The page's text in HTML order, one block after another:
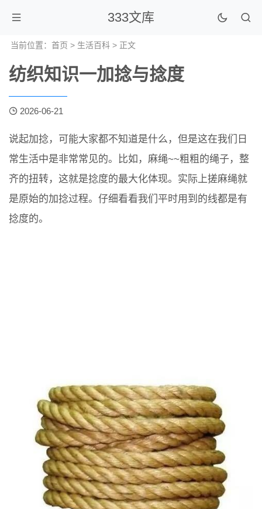
333文库
当前位置： 首页 > 生活百科 > 正文
纺织知识一加捻与捻度
2026-06-21
说起加捻，可能大家都不知道是什么，但是这在我们日
常生活中是非常常见的。比如，麻绳~~粗粗的绳子，整
齐的扭转，这就是捻度的最大化体现。实际上搓麻绳就
是原始的加捻过程。仔细看看我们平时用到的线都是有
捻度的。